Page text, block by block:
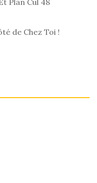
Plan Cul 48
de Chez Toi !